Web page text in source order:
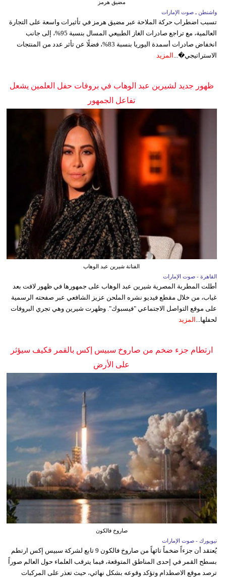
مضيق هرمز
واشنطن ـ صوت الإمارات
تسبب اضطراب حركة الملاحة عبر مضيق هرمز في تأثيرات واسعة على التجارة
العالمية، مع تراجع صادرات الغاز الطبيعي المسال بنسبة 95%، إلى جانب
انخفاض صادرات أسمدة اليوريا بنسبة 83%، فضلًا عن تأثر عدد من المنتجات
الاستراتيجي�... المزيد
ظهور جديد لشيرين عبد الوهاب في بروفات حفل العلمين يشعل
تفاعل الجمهور
الفنانة شيرين عبد الوهاب
القاهرة - صوت الإمارات
أطلت المطربة المصرية شيرين عبد الوهاب على جمهورها في ظهور لافت بعد
غياب، من خلال مقطع فيديو نشره الملحن عزيز الشافعي عبر صفحته الرسمية
على موقع التواصل الاجتماعي "فيسبوك". وظهرت شيرين وهي تجري البروفات
لحفلها... المزيد
ارتطام جزء ضخم من صاروخ سبيس إكس بالقمر فكيف سيؤثر
على الأرض
صاروخ فالكون
نيويورك - صوت الإمارات
يُعتقد أن جزءاً ضخماً تائهاً من صاروخ فالكون 9 تابع لشركة سبيس إكس ارتطم
بسطح القمر في إحدى المناطق المتوقعة، فيما يترقب العلماء حول العالم صوراً
ترصد موقع الاصطدام وتؤكد وقوعه بشكل نهائي، حيث تعذر على المركبات